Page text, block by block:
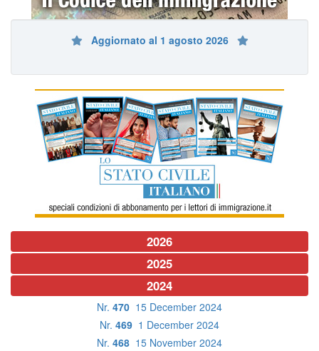
Aggiornato al 1 agosto 2026
2026
2025
2024
Nr. 470 15 December 2024
Nr. 469 1 December 2024
Nr. 468 15 November 2024